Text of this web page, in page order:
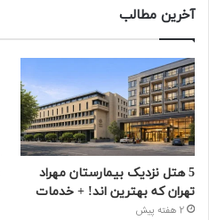
آخرین مطالب
5 هتل نزدیک بیمارستان مهراد
تهران که بهترین‌ اند! + خدمات
2 هفته پیش